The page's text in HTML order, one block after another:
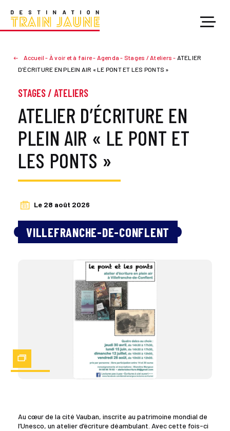
Accueil - À voir et à faire- Agenda - Stages / Ateliers - ATELIER
D’ÉCRITURE EN PLEIN AIR « LE PONT ET LES PONTS »
STAGES / ATELIERS
ATELIER D’ÉCRITURE EN
PLEIN AIR « LE PONT ET
LES PONTS »
Le 28 août 2026
VILLEFRANCHE-DE-CONFLENT
Zoom
Au cœur de la cité Vauban, inscrite au patrimoine mondial de
l’Unesco, un atelier d’écriture déambulant. Avec cette fois-ci